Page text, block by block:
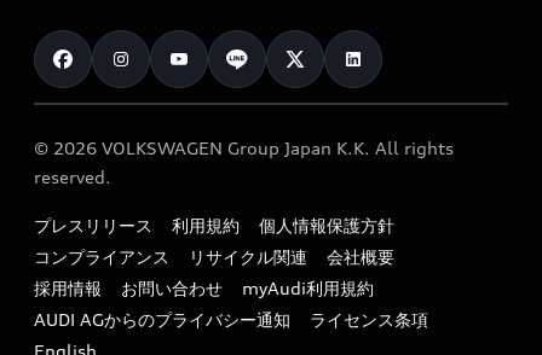
カタログ一覧
車検 / 定期点検
e-tronアフターサポート
myAudi
クオリティ
保証
メンテナンス
ファイナンス
キャンペーン / イベント
買取査定
お知らせ
オーナー様向けキャンペーン
特定整備適用車一覧
リサイクル法
よくある質問（FAQ）
© 2026 VOLKSWAGEN Group Japan K.K. All rights
reserved.
プレスリリース 利用規約
個人情報保護方針
コンプライアンス
リサイクル関連
会社概要
採用情報
お問い合わせ
myAudi利用規約
AUDI AGからのプライバシー通知
ライセンス条項
English